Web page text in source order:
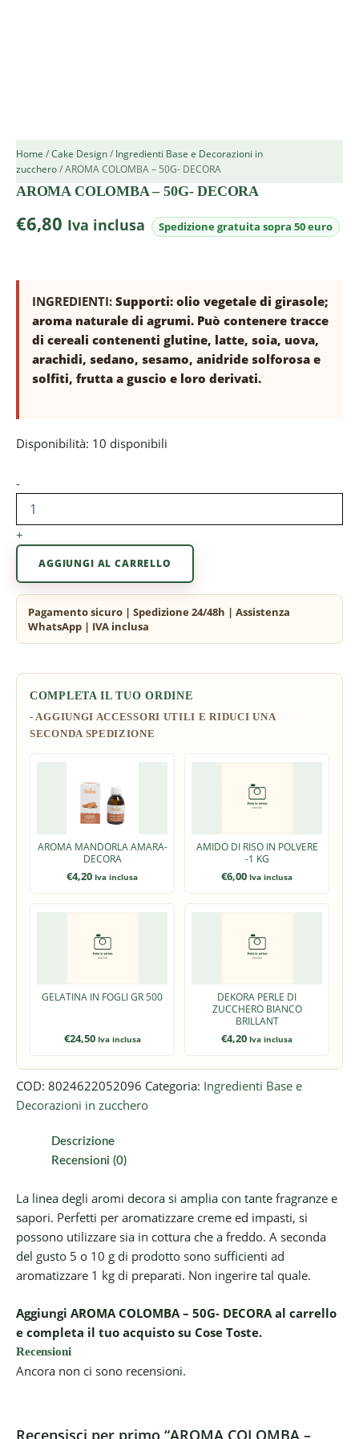
Home /Cake Design/ Ingredienti Base e Decorazioni in
zucchero/ AROMA COLOMBA – 50G- DECORA
AROMA COLOMBA – 50G- DECORA
€6,80 Iva inclusa
INGREDIENTI: Supporti: olio vegetale di girasole;
aroma naturale di agrumi. Può contenere tracce
di cereali contenenti glutine, latte, soia, uova,
arachidi, sedano, sesamo, anidride solforosa e
solfiti, frutta a guscio e loro derivati.
Disponibilità: 10 disponibili
-
+
AGGIUNGI AL CARRELLO
COMPLETA IL TUO ORDINE
AROMA MANDORLA AMARA-
DECORA
€4,20 Iva inclusa
AMIDO DI RISO IN POLVERE
-1 KG
€6,00 Iva inclusa
GELATINA IN FOGLI GR 500
€24,50 Iva inclusa
DEKORA PERLE DI
ZUCCHERO BIANCO
BRILLANT
€4,20 Iva inclusa
COD: 8024622052096 Categoria: Ingredienti Base e
Decorazioni in zucchero
Descrizione
Recensioni (0)
La linea degli aromi decora si amplia con tante fragranze e
sapori. Perfetti per aromatizzare creme ed impasti, si
possono utilizzare sia in cottura che a freddo. A seconda
del gusto 5 o 10 g di prodotto sono sufficienti ad
aromatizzare 1 kg di preparati. Non ingerire tal quale.
Aggiungi AROMA COLOMBA – 50G- DECORA al carrello
e completa il tuo acquisto su Cose Toste.
Recensioni
Ancora non ci sono recensioni.
Recensisci per primo “AROMA COLOMBA –